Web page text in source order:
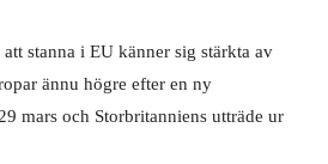
stanna i EU känner sig stärkta av
ännu högre efter en ny
mars och Storbritanniens utträde ur